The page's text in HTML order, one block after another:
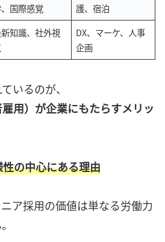
国際感覚
護、宿泊
知識、社外視
DX、マーケ、人事
企画
いるのが、
用）が企業にもたらすメリッ
の中心にある理由
ア採用の価値は単なる労働力